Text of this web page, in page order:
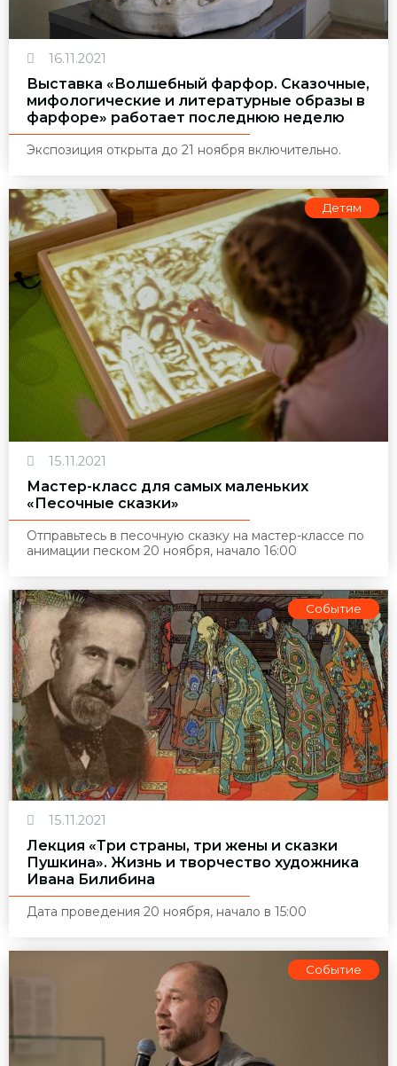
16.11.2021
Выставка «Волшебный фарфор. Сказочные,
мифологические и литературные образы в
фарфоре» работает последнюю неделю
Экспозиция открыта до 21 ноября включительно.
Детям
15.11.2021
Мастер-класс для самых маленьких
«Песочные сказки»
Отправьтесь в песочную сказку на мастер-классе по
анимации песком 20 ноября, начало 16:00
Событие
15.11.2021
Лекция «Три страны, три жены и сказки
Пушкина». Жизнь и творчество художника
Ивана Билибина
Дата проведения 20 ноября, начало в 15:00
Событие